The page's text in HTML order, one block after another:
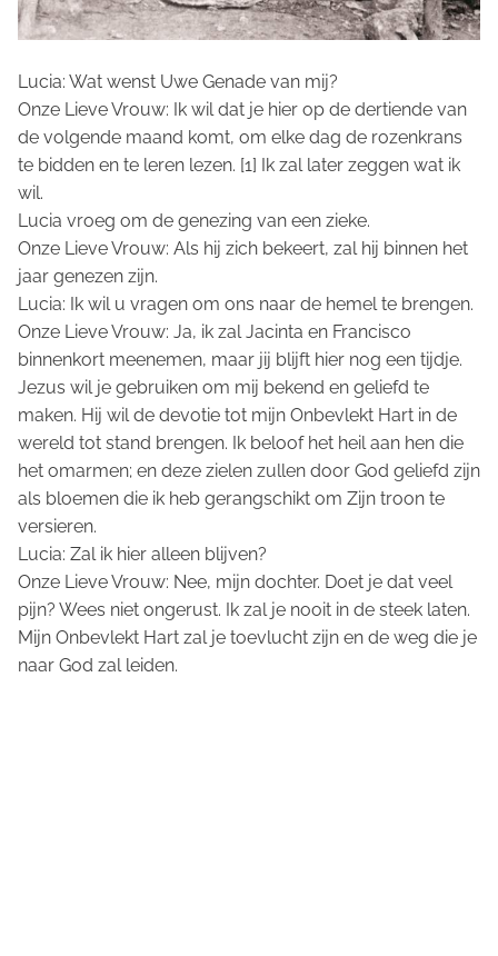
Lucia: Wat wenst Uwe Genade van mij?
Onze Lieve Vrouw: Ik wil dat je hier op de dertiende van
de volgende maand komt, om elke dag de rozenkrans
te bidden en te leren lezen. [1] Ik zal later zeggen wat ik
wil.
Lucia vroeg om de genezing van een zieke.
Onze Lieve Vrouw: Als hij zich bekeert, zal hij binnen het
jaar genezen zijn.
Lucia: Ik wil u vragen om ons naar de hemel te brengen.
Onze Lieve Vrouw: Ja, ik zal Jacinta en Francisco
binnenkort meenemen, maar jij blijft hier nog een tijdje.
Jezus wil je gebruiken om mij bekend en geliefd te
maken. Hij wil de devotie tot mijn Onbevlekt Hart in de
wereld tot stand brengen. Ik beloof het heil aan hen die
het omarmen; en deze zielen zullen door God geliefd zijn
als bloemen die ik heb gerangschikt om Zijn troon te
versieren.
Lucia: Zal ik hier alleen blijven?
Onze Lieve Vrouw: Nee, mijn dochter. Doet je dat veel
pijn? Wees niet ongerust. Ik zal je nooit in de steek laten.
Mijn Onbevlekt Hart zal je toevlucht zijn en de weg die je
naar God zal leiden.